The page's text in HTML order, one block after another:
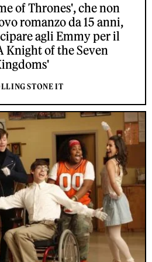
of Thrones', che non
romanzo da 15 anni,
agli Emmy per il
Knight of the Seven
STONE IT